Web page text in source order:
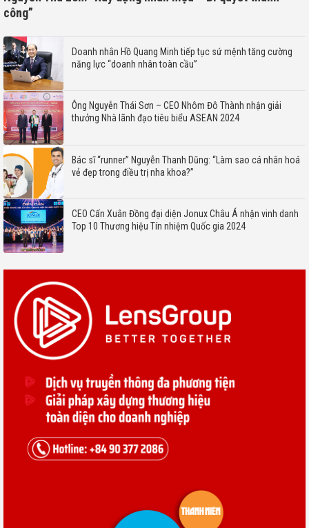
công”
Doanh nhân Hồ Quang Minh tiếp tục sứ mệnh tăng cường
năng lực “doanh nhân toàn cầu”
Ông Nguyễn Thái Sơn – CEO Nhôm Đô Thành nhận giải
thưởng Nhà lãnh đạo tiêu biểu ASEAN 2024
Bác sĩ “runner” Nguyễn Thanh Dũng: “Làm sao cá nhân hoá
vẻ đẹp trong điều trị nha khoa?”
CEO Cấn Xuân Đồng đại diện Jonux Châu Á nhận vinh danh
Top 10 Thương hiệu Tín nhiệm Quốc gia 2024